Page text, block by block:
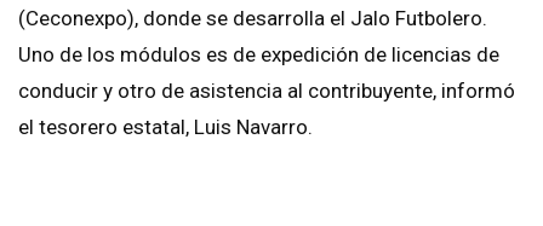
(Ceconexpo), donde se desarrolla el Jalo Futbolero.
Uno de los módulos es de expedición de licencias de
conducir y otro de asistencia al contribuyente, informó
el tesorero estatal, Luis Navarro.